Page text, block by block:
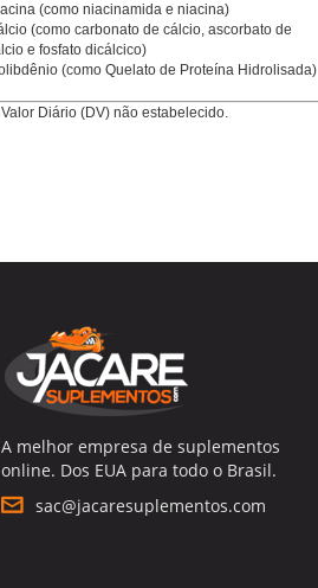
(como niacinamida e niacina)
(como carbonato de cálcio, ascorbato de
e fosfato dicálcico)
(como Quelato de Proteína Hidrolisada)
Diário (DV) não estabelecido.
A melhor empresa de suplementos
online. Dos EUA para todo o Brasil.
sac@jacaresuplementos.com